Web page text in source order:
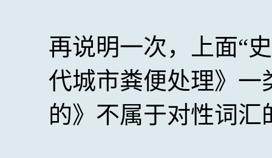
再说明一次，上面“
代城市粪便处理》
的》不属于对性词汇